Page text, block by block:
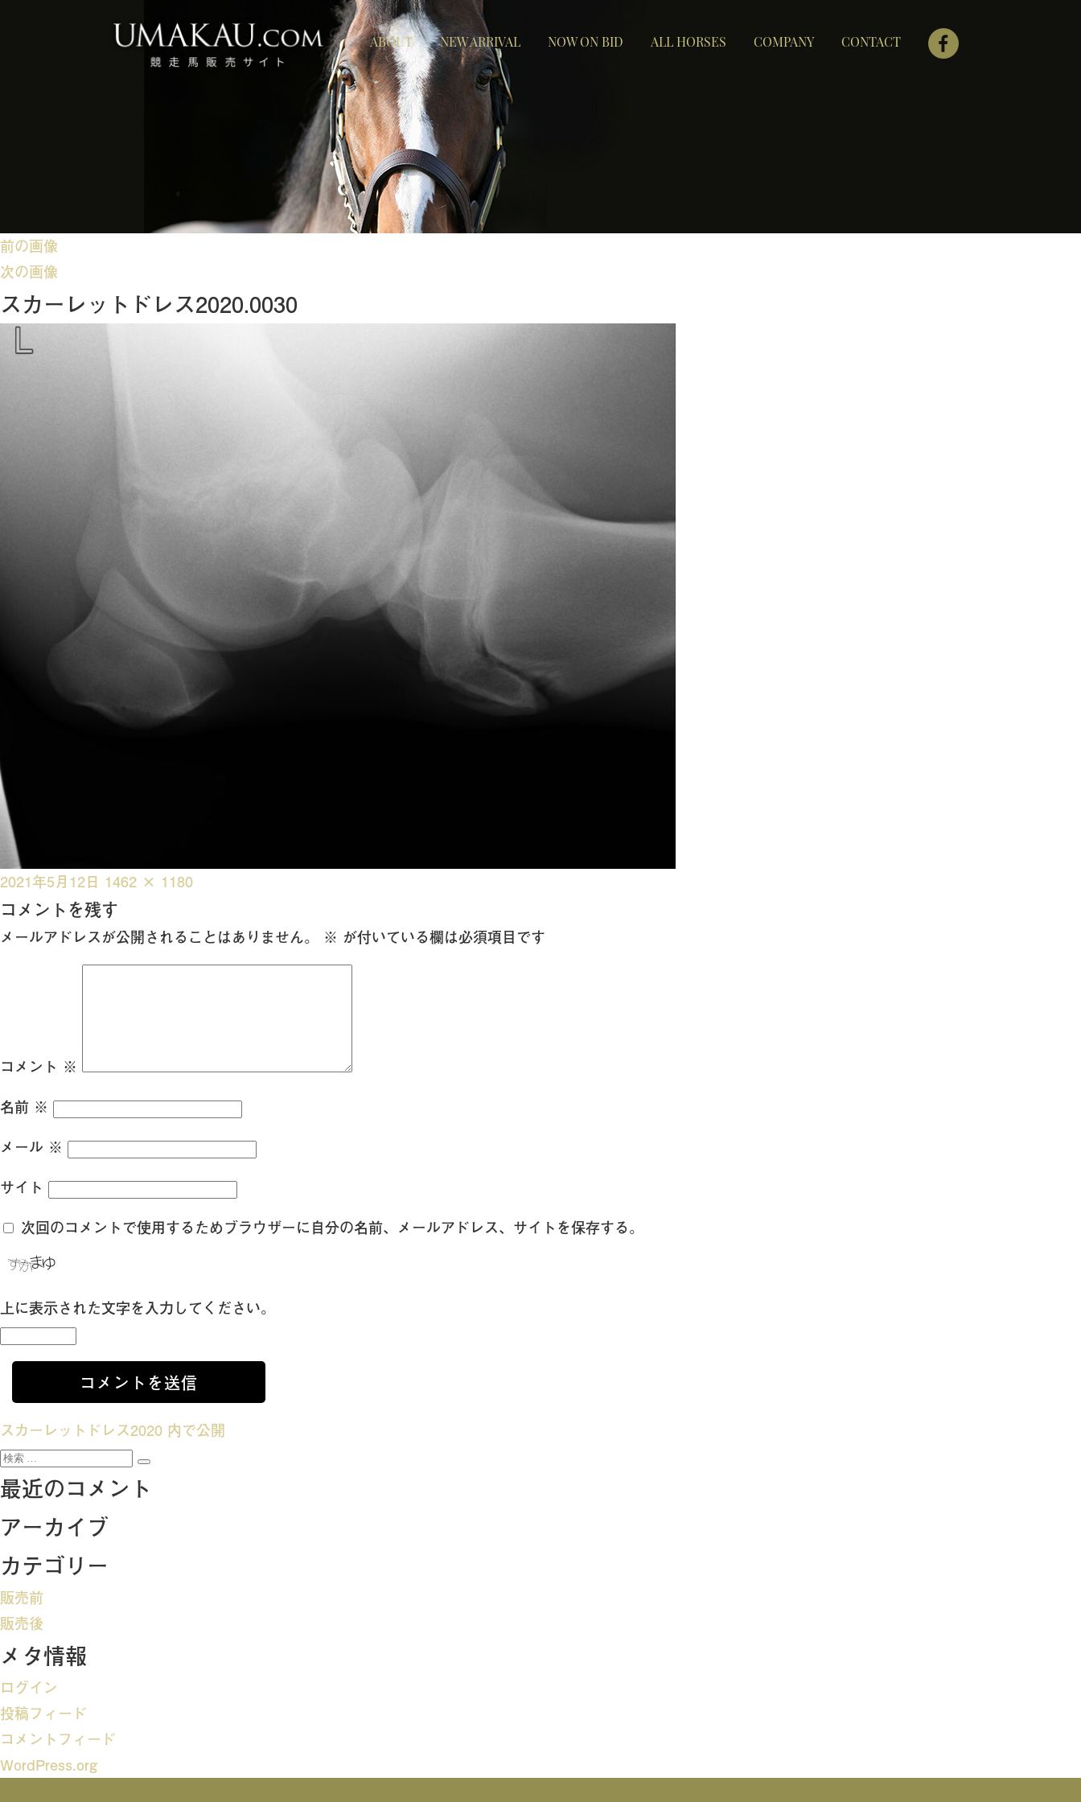
ABOUT NEW ARRIVAL NOW ON BID ALL HORSES COMPANY CONTACT
前の画像
次の画像
スカーレットドレス2020.0030
投
稿
日:
2021年5月12日 フ
ル
サ
1462 × 1180
コメントを残す
メールアドレスが公開されることはありません。 ※ が付いている欄は必須項目です
コメント ※
名前 ※
メール ※
サイト
次回のコメントで使用するためブラウザーに自分の名前、メールアドレス、サイトを保存する。
上に表示された文字を入力してください。
投
稿
ナ
ビ
ゲ
ー
シ
ョ
ン
スカーレットドレス2020 内で公開
検
索:
検
最近のコメント
アーカイブ
カテゴリー
販売前
販売後
メタ情報
ログイン
投稿フィード
コメントフィード
WordPress.org